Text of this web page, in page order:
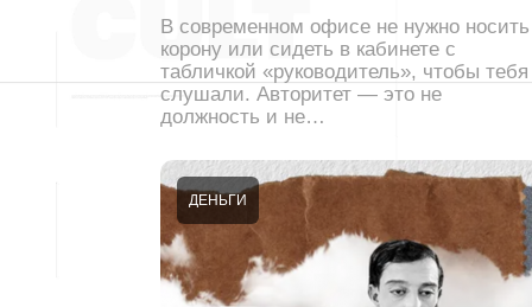
В современном офисе не нужно носить
корону или сидеть в кабинете с
табличкой «руководитель», чтобы тебя
слушали. Авторитет — это не
должность и не…
ДЕНЬГИ